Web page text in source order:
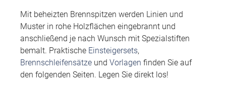
Mit beheizten Brennspitzen werden Linien und
Muster in rohe Holzflächen eingebrannt und
anschließend je nach Wunsch mit Spezialstiften
bemalt. Praktische Einsteigersets,
Brennschleifensätze und Vorlagen finden Sie auf
den folgenden Seiten. Legen Sie direkt los!